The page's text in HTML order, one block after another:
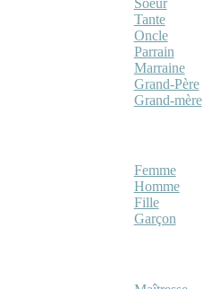
Tante
Oncle
Parrain
Marraine
Grand-Père
Grand-mère
Femme
Homme
Fille
Garçon